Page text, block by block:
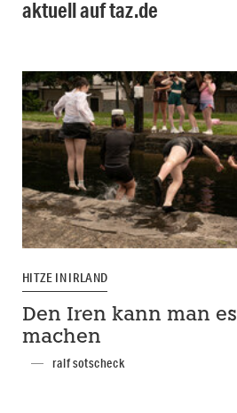
aktuell auf taz.de
HITZE IN IRLAND
Den Iren kann man
machen
ralf sotscheck